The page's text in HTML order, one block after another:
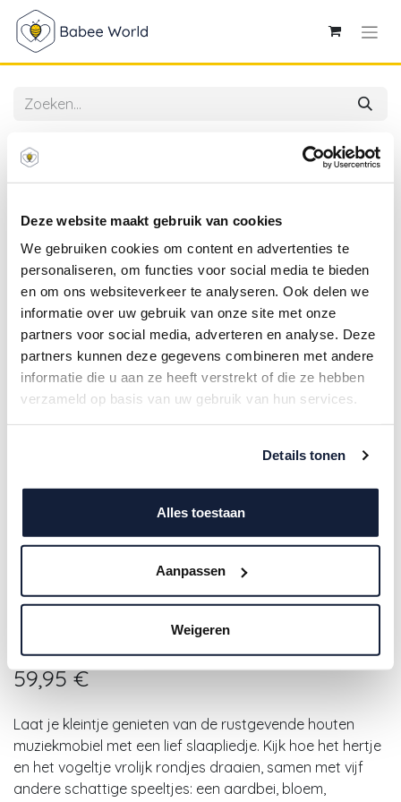
Deze website maakt gebruik van cookies
We gebruiken cookies om content en advertenties te
personaliseren, om functies voor social media te bieden
en om ons websiteverkeer te analyseren. Ook delen we
informatie over uw gebruik van onze site met onze
partners voor social media, adverteren en analyse. Deze
partners kunnen deze gegevens combineren met andere
informatie die u aan ze heeft verstrekt of die ze hebben
verzameld op basis van uw gebruik van hun services.
Details tonen
Alles toestaan
Aanpassen
Weigeren
Little Dutch | Muziekmobiel Fairy Garden Hout Roze
+0m
Little Dutch | Muziekmobiel Fairy
Garden Hout Roze +0m
59,95€
Laat je kleintje genieten van de rustgevende houten
muziekmobiel met een lief slaapliedje. Kijk hoe het hertje
en het vogeltje vrolijk rondjes draaien, samen met vijf
andere schattige speeltjes: een aardbei, bloem,